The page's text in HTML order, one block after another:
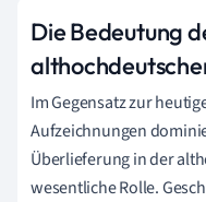
Die Bedeutung
Im Gegensatz zur
Aufzeichnungen
Überlieferung in der
wesentliche Rolle.